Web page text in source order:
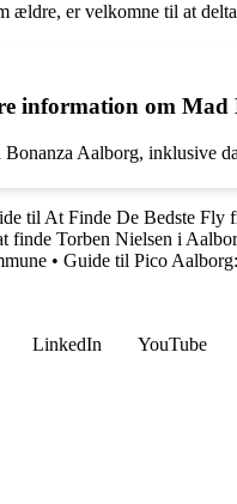
ældre, er velkomne til at
information om Mad
Aalborg, inklusive
til At Finde De Bedste Fly
finde Torben Nielsen i
• Guide til Pico
LinkedIn YouTube